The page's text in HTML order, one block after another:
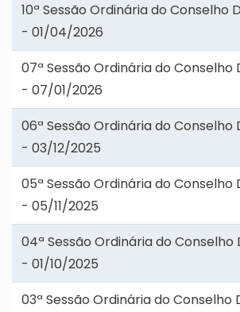
10ª Sessão Ordinária do Conselho
- 01/04/2026
07ª Sessão Ordinária do Conselho
- 07/01/2026
06ª Sessão Ordinária do Conselho
- 03/12/2025
05ª Sessão Ordinária do Conselho
- 05/11/2025
04ª Sessão Ordinária do Conselho
- 01/10/2025
03ª Sessão Ordinária do Conselho